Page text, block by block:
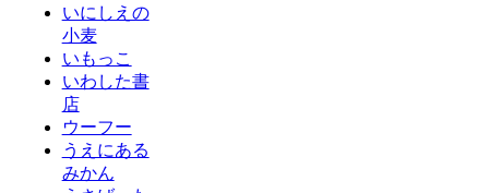
いにしえの
小麦
いもっこ
いわした書
店
ウーフー
うえにある
みかん